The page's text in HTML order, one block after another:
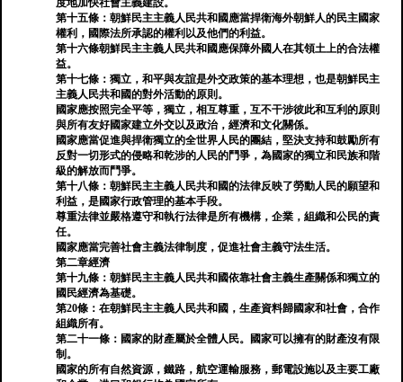
度地加快社會主義建設。
第十五條：朝鮮民主主義人民共和國應當捍衛海外朝鮮人的民主國家
權利，國際法所承認的權利以及他們的利益。
第十六條朝鮮民主主義人民共和國應保障外國人在其領土上的合法權
益。
第十七條：獨立，和平與友誼是外交政策的基本理想，也是朝鮮民主
主義人民共和國的對外活動的原則。
國家應按照完全平等，獨立，相互尊重，互不干涉彼此和互利的原則
與所有友好國家建立外交以及政治，經濟和文化關係。
國家應當促進與捍衛獨立的全世界人民的團結，堅決支持和鼓勵所有
反對一切形式的侵略和乾涉的人民的鬥爭，為國家的獨立和民族和階
級的解放而鬥爭。
第十八條：朝鮮民主主義人民共和國的法律反映了勞動人民的願望和
利益，是國家行政管理的基本手段。
尊重法律並嚴格遵守和執行法律是所有機構，企業，組織和公民的責
任。
國家應當完善社會主義法律制度，促進社會主義守法生活。
第二章經濟
第十九條：朝鮮民主主義人民共和國依靠社會主義生產關係和獨立的
國民經濟為基礎。
第20條：在朝鮮民主主義人民共和國，生產資料歸國家和社會，合作
組織所有。
第二十一條：國家的財產屬於全體人民。國家可以擁有的財產沒有限
制。
國家的所有自然資源，鐵路，航空運輸服務，郵電設施以及主要工廠